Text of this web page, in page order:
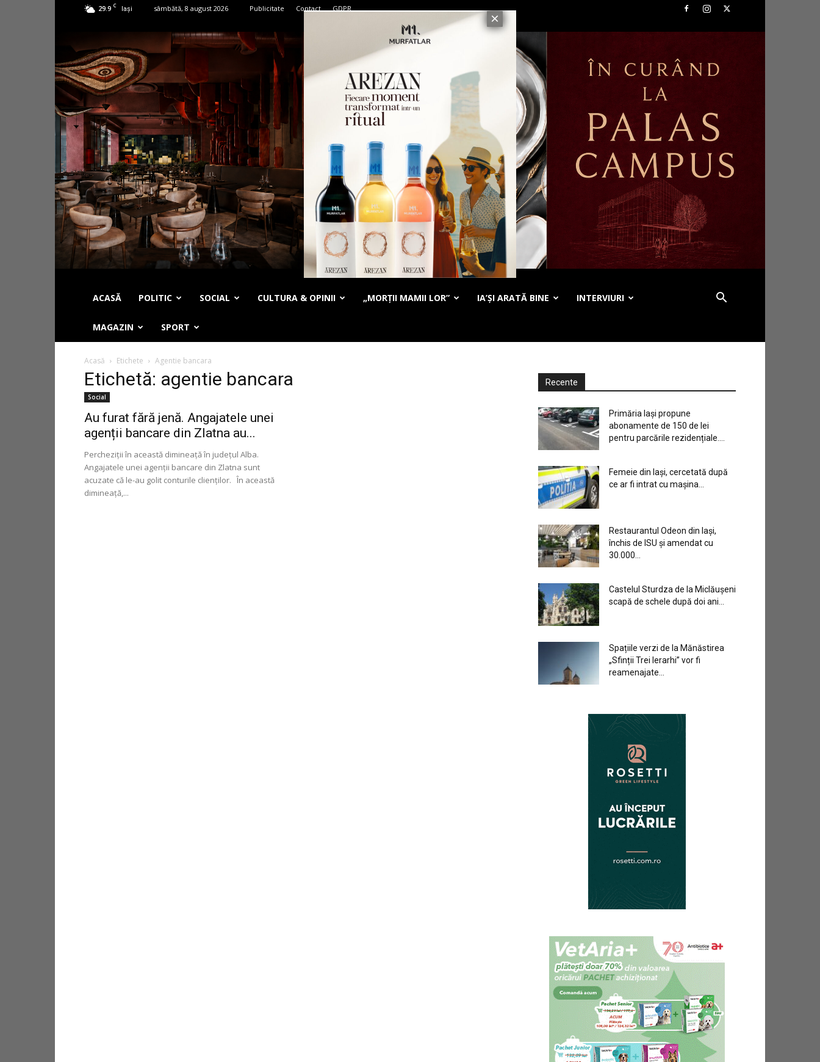
29.9 C Iași sâmbătă, 8 august 2026 Publicitate Contact GDPR
ACASĂ POLITIC SOCIAL CULTURA & OPINII „MORȚII MAMII LOR” IA’ȘI ARATĂ BINE INTERVIURI
MAGAZIN SPORT
Acasă Etichete Agentie bancara
Etichetă: agentie bancara
Social
Au furat fără jenă. Angajatele unei
agenții bancare din Zlatna au...
Percheziţii în această dimineaţă în judeţul Alba.
Angajatele unei agenţii bancare din Zlatna sunt
acuzate că le-au golit conturile clienţilor. În această
dimineaţă,...
Recente
Primăria Iași propune
abonamente de 150 de lei
pentru parcările rezidențiale....
Femeie din Iași, cercetată după
ce ar fi intrat cu mașina...
Restaurantul Odeon din Iași,
închis de ISU și amendat cu
30.000...
Castelul Sturdza de la Miclăușeni
scapă de schele după doi ani...
Spațiile verzi de la Mănăstirea
„Sfinții Trei Ierarhi” vor fi
reamenajate...